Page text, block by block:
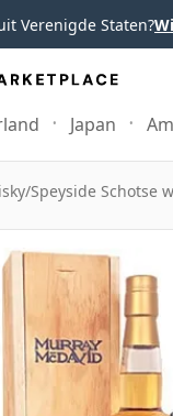
Verenigde Staten?
Japan
/Speyside Schotse